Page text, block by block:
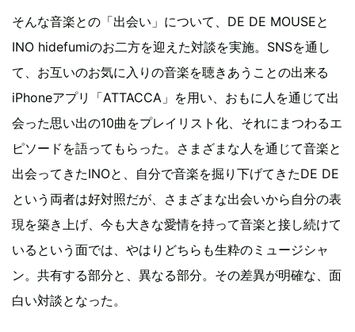
そんな音楽との「出会い」について、DE DE MOUSEと
INO hidefumiのお二方を迎えた対談を実施。SNSを通し
て、お互いのお気に入りの音楽を聴きあうことの出来る
iPhoneアプリ「ATTACCA」を用い、おもに人を通じて出
会った思い出の10曲をプレイリスト化、それにまつわるエ
ピソードを語ってもらった。さまざまな人を通じて音楽と
出会ってきたINOと、自分で音楽を掘り下げてきたDE DE
という両者は好対照だが、さまざまな出会いから自分の表
現を築き上げ、今も大きな愛情を持って音楽と接し続けて
いるという面では、やはりどちらも生粋のミュージシャ
ン。共有する部分と、異なる部分。その差異が明確な、面
白い対談となった。